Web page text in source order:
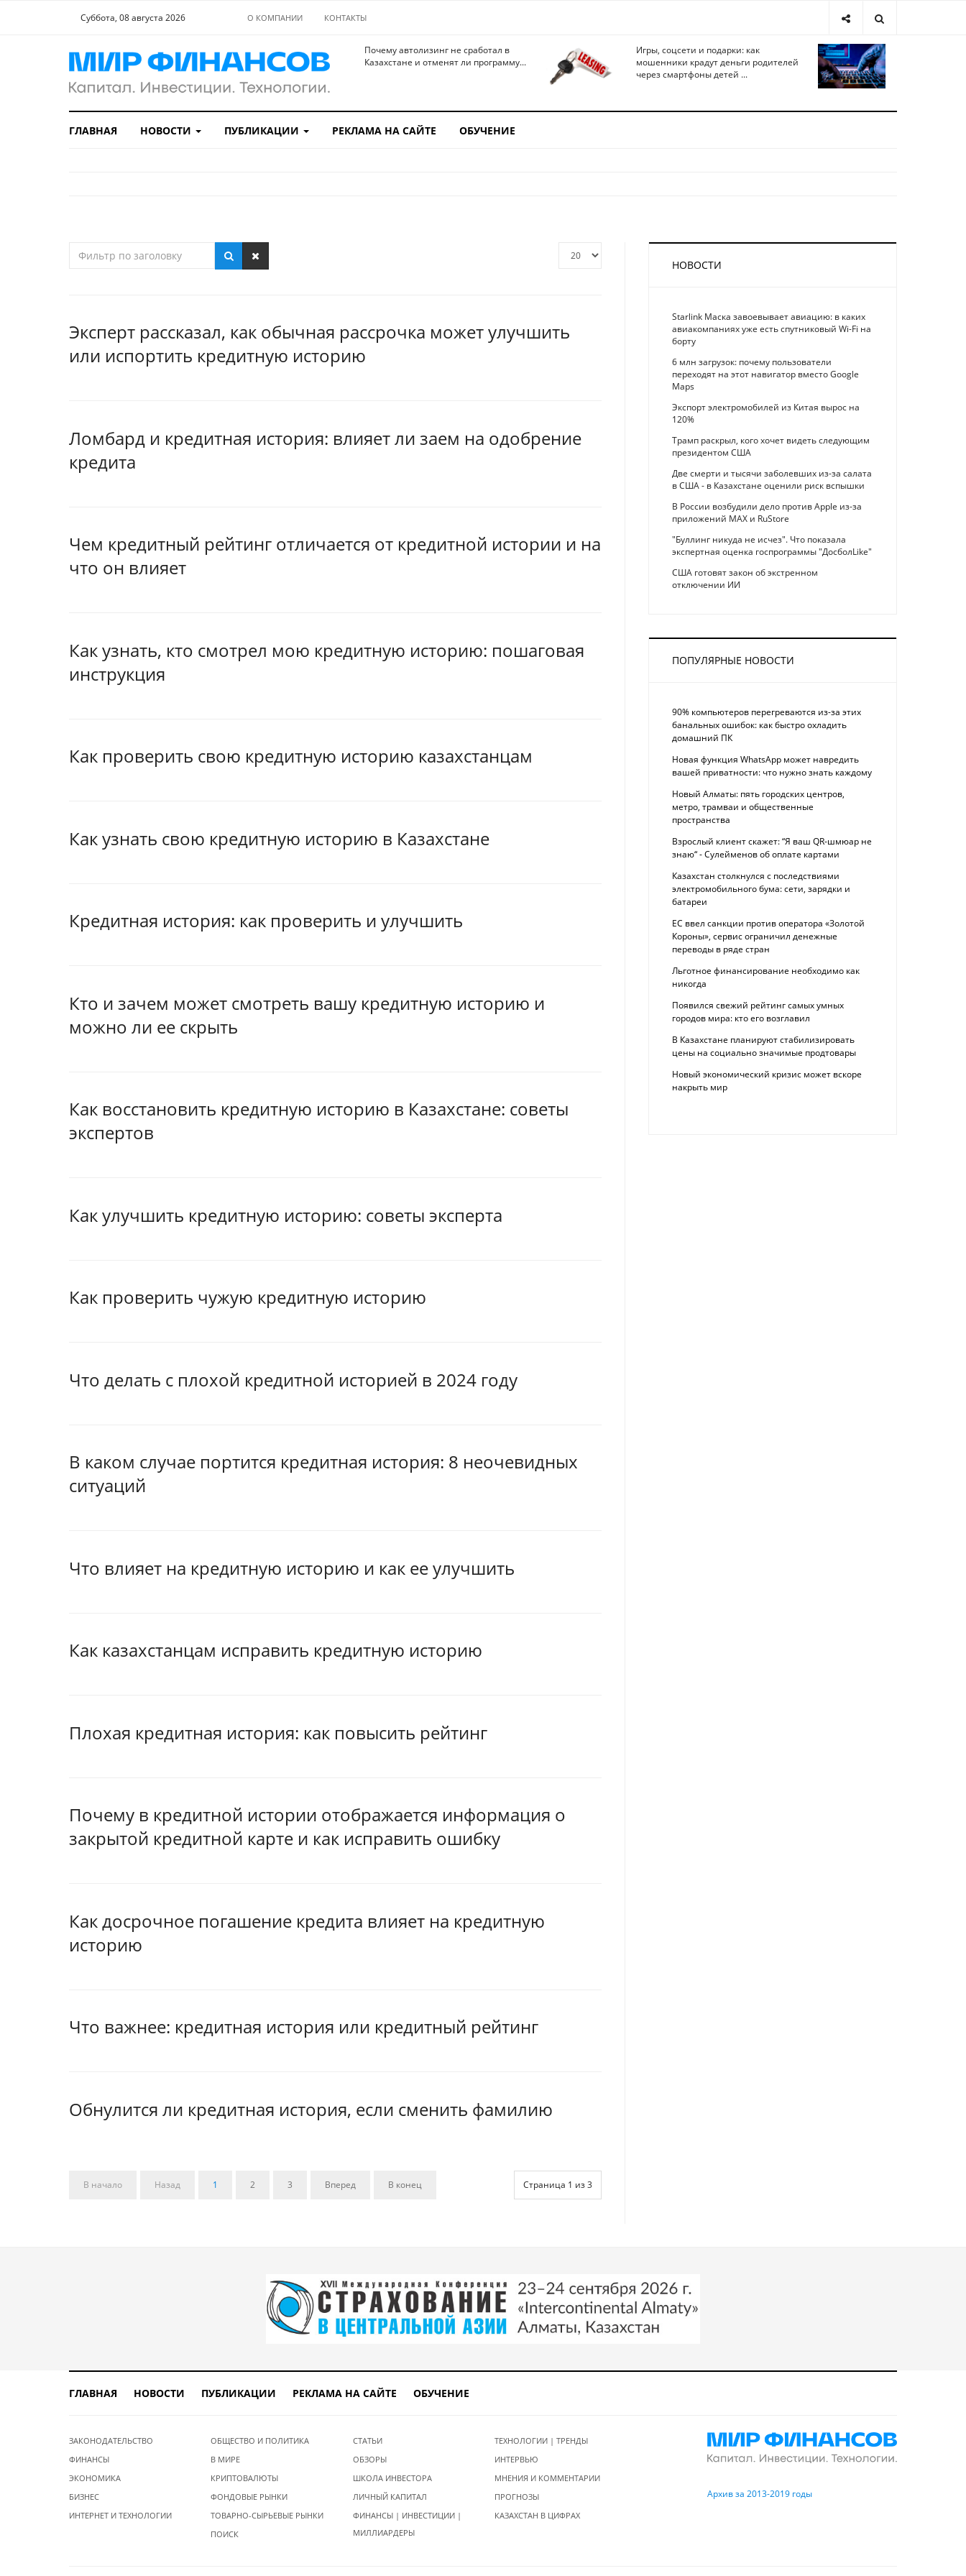
Суббота, 08 августа 2026 О КОМПАНИИ КОНТАКТЫ
Почему автолизинг не сработал в
Казахстане и отменят ли программу...
Игры, соцсети и подарки: как
мошенники крадут деньги родителей
через смартфоны детей ...
ГЛАВНАЯ НОВОСТИ ПУБЛИКАЦИИ РЕКЛАМА НА САЙТЕ ОБУЧЕНИЕ
Эксперт рассказал, как обычная рассрочка может улучшить
или испортить кредитную историю
Ломбард и кредитная история: влияет ли заем на одобрение
кредита
Чем кредитный рейтинг отличается от кредитной истории и на
что он влияет
Как узнать, кто смотрел мою кредитную историю: пошаговая
инструкция
Как проверить свою кредитную историю казахстанцам
Как узнать свою кредитную историю в Казахстане
Кредитная история: как проверить и улучшить
Кто и зачем может смотреть вашу кредитную историю и
можно ли ее скрыть
Как восстановить кредитную историю в Казахстане: советы
экспертов
Как улучшить кредитную историю: советы эксперта
Как проверить чужую кредитную историю
Что делать с плохой кредитной историей в 2024 году
В каком случае портится кредитная история: 8 неочевидных
ситуаций
Что влияет на кредитную историю и как ее улучшить
Как казахстанцам исправить кредитную историю
Плохая кредитная история: как повысить рейтинг
Почему в кредитной истории отображается информация о
закрытой кредитной карте и как исправить ошибку
Как досрочное погашение кредита влияет на кредитную
историю
Что важнее: кредитная история или кредитный рейтинг
Обнулится ли кредитная история, если сменить фамилию
Страница 1 из 3
В начало Назад 1 2 3 Вперед В конец
НОВОСТИ
Starlink Маска завоевывает авиацию: в каких
авиакомпаниях уже есть спутниковый Wi-Fi на
борту
6 млн загрузок: почему пользователи
переходят на этот навигатор вместо Google
Maps
Экспорт электромобилей из Китая вырос на
120%
Трамп раскрыл, кого хочет видеть следующим
президентом США
Две смерти и тысячи заболевших из-за салата
в США - в Казахстане оценили риск вспышки
В России возбудили дело против Apple из-за
приложений MAX и RuStore
"Буллинг никуда не исчез". Что показала
экспертная оценка госпрограммы "ДосболLike"
США готовят закон об экстренном
отключении ИИ
ПОПУЛЯРНЫЕ НОВОСТИ
90% компьютеров перегреваются из-за этих
банальных ошибок: как быстро охладить
домашний ПК
Новая функция WhatsApp может навредить
вашей приватности: что нужно знать каждому
Новый Алматы: пять городских центров,
метро, трамваи и общественные
пространства
Взрослый клиент скажет: “Я ваш QR-шмюар не
знаю“ - Сулейменов об оплате картами
Казахстан столкнулся с последствиями
электромобильного бума: сети, зарядки и
батареи
ЕС ввел санкции против оператора «Золотой
Короны», сервис ограничил денежные
переводы в ряде стран
Льготное финансирование необходимо как
никогда
Появился свежий рейтинг самых умных
городов мира: кто его возглавил
В Казахстане планируют стабилизировать
цены на социально значимые продтовары
Новый экономический кризис может вскоре
накрыть мир
ГЛАВНАЯ НОВОСТИ ПУБЛИКАЦИИ РЕКЛАМА НА САЙТЕ ОБУЧЕНИЕ
ЗАКОНОДАТЕЛЬСТВО
ФИНАНСЫ
ЭКОНОМИКА
БИЗНЕС
ИНТЕРНЕТ И ТЕХНОЛОГИИ
ОБЩЕСТВО И ПОЛИТИКА
В МИРЕ
КРИПТОВАЛЮТЫ
ФОНДОВЫЕ РЫНКИ
ТОВАРНО-СЫРЬЕВЫЕ РЫНКИ
ПОИСК
СТАТЬИ
ОБЗОРЫ
ШКОЛА ИНВЕСТОРА
ЛИЧНЫЙ КАПИТАЛ
ФИНАНСЫ | ИНВЕСТИЦИИ |
МИЛЛИАРДЕРЫ
ТЕХНОЛОГИИ | ТРЕНДЫ
ИНТЕРВЬЮ
МНЕНИЯ И КОММЕНТАРИИ
ПРОГНОЗЫ
КАЗАХСТАН В ЦИФРАХ
Архив за 2013-2019 годы